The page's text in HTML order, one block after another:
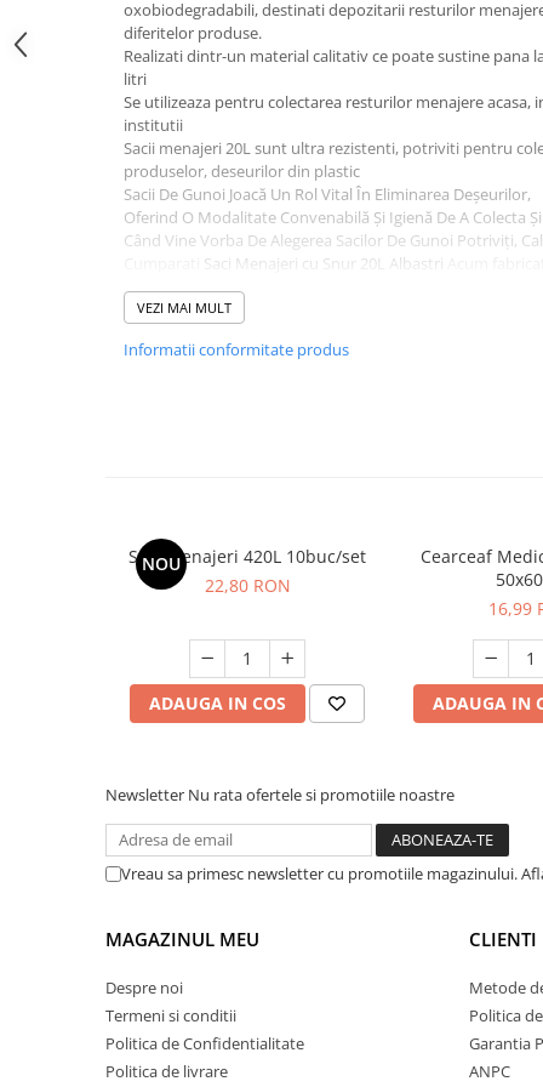
Servetele
Sapunuri
oxobiodegradabili, destinati depozitarii resturilor
diferitelor produse.
Realizati dintr-un material calitativ ce poate sustine pana
litri
Se utilizeaza pentru colectarea resturilor menajere acasa,
institutii
Sacii menajeri 20L sunt ultra rezistenti, potriviti pentru
produselor, deseurilor din plastic
Sacii De Gunoi Joacă Un Rol Vital În Eliminarea Deșeurilor,
Oferind O Modalitate Convenabilă Și Igienă De A Colecta
Când Vine Vorba De Alegerea Sacilor De Gunoi Potriviți,
Saci Menajeri cu Snur 20L Albastri
Alegerea sacului potrivit este: volumul sacului sa
de gunoi.In acest caz, daca cosul de gunoi are 10-15L,
inauntru atunci cand aruncam gunoiul.
VEZI MAI MULT
Informatii conformitate produs
NOU
Saci Menajeri 420L 10buc/set
22,80 RON
ADAUGA IN COS
Cearceaf
16,99
ADAUGA IN
Newsletter Nu rata ofertele si promotiile noastre
Vreau sa primesc newsletter cu promotiile magazinului.
MAGAZINUL MEU
Despre noi
Termeni si conditii
Politica de Confidentialitate
Politica de livrare
CLIENTI
Metode
Politica
Garantia
ANPC